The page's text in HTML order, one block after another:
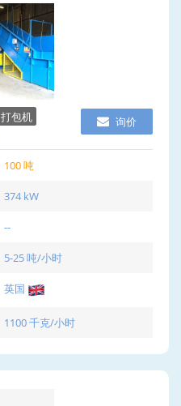
打包机
询价
100 吨
374 kW
--
5-25 吨/小时
英国
1100 千克/小时